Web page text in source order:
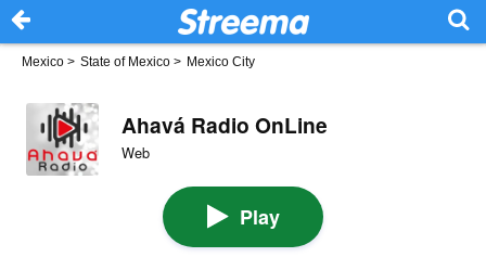
Mexico > State of Mexico > Mexico City
Ahavá Radio OnLine
Web
Play